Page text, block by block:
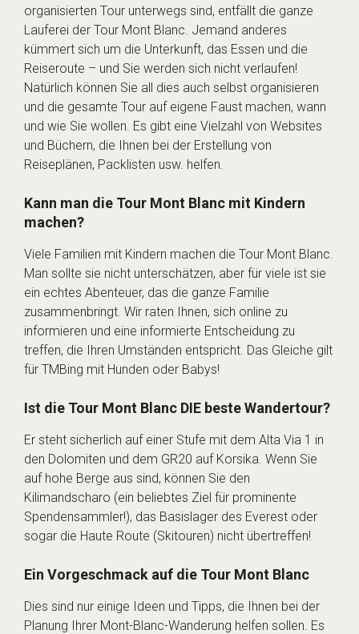
organisierten Tour unterwegs sind, entfällt die ganze
Lauferei der Tour Mont Blanc. Jemand anderes
kümmert sich um die Unterkunft, das Essen und die
Reiseroute – und Sie werden sich nicht verlaufen!
Natürlich können Sie all dies auch selbst organisieren
und die gesamte Tour auf eigene Faust machen, wann
und wie Sie wollen. Es gibt eine Vielzahl von Websites
und Büchern, die Ihnen bei der Erstellung von
Reiseplänen, Packlisten usw. helfen.
Kann man die Tour Mont Blanc mit Kindern
machen?
Viele Familien mit Kindern machen die Tour Mont Blanc.
Man sollte sie nicht unterschätzen, aber für viele ist sie
ein echtes Abenteuer, das die ganze Familie
zusammenbringt. Wir raten Ihnen, sich online zu
informieren und eine informierte Entscheidung zu
treffen, die Ihren Umständen entspricht. Das Gleiche gilt
für TMBing mit Hunden oder Babys!
Ist die Tour Mont Blanc DIE beste Wandertour?
Er steht sicherlich auf einer Stufe mit dem Alta Via 1 in
den Dolomiten und dem GR20 auf Korsika. Wenn Sie
auf hohe Berge aus sind, können Sie den
Kilimandscharo (ein beliebtes Ziel für prominente
Spendensammler!), das Basislager des Everest oder
sogar die Haute Route (Skitouren) nicht übertreffen!
Ein Vorgeschmack auf die Tour Mont Blanc
Dies sind nur einige Ideen und Tipps, die Ihnen bei der
Planung Ihrer Mont-Blanc-Wanderung helfen sollen. Es